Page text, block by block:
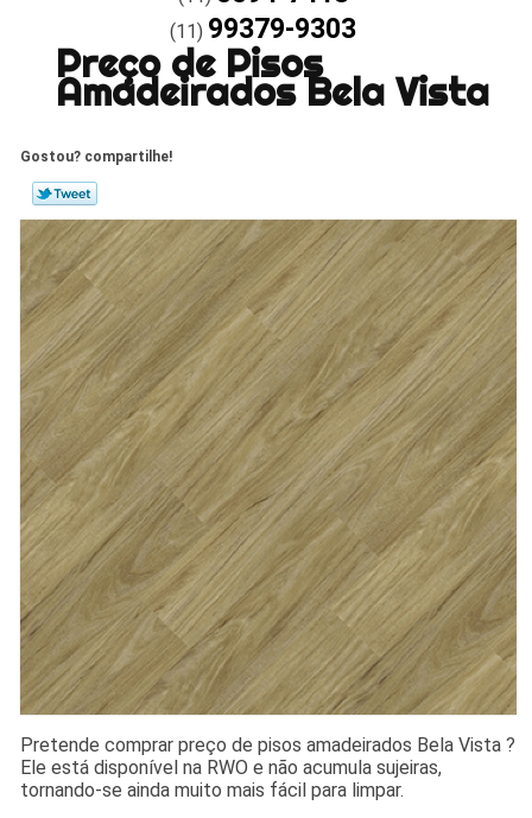
(11) 99379-9303
Preço de Pisos
Amadeirados Bela Vista
Gostou? compartilhe!
Pretende comprar preço de pisos amadeirados Bela Vista ?
Ele está disponível na RWO e não acumula sujeiras,
tornando-se ainda muito mais fácil para limpar.